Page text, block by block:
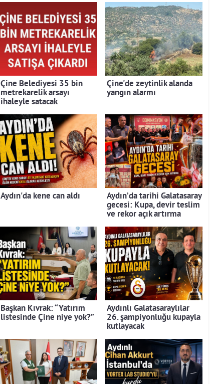
Çine Belediyesi 35 bin
metrekarelik arsayı
ihaleyle satacak
Çine'de zeytinlik alanda
yangın alarmı
Aydın'da kene can aldı
Aydın’da tarihi Galatasaray
gecesi: Kupa, devir teslim
ve rekor açık artırma
Başkan Kıvrak: “Yatırım
listesinde Çine niye yok?”
Aydınlı Galatasaraylılar
26. şampiyonluğu kupayla
kutlayacak